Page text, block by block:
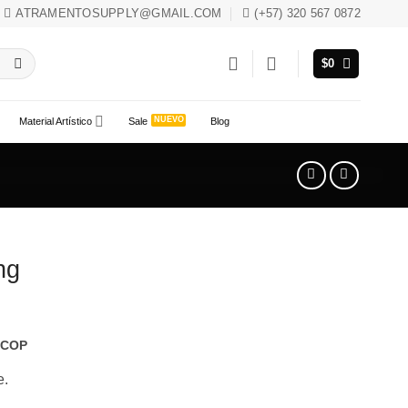
ATRAMENTOSUPPLY@GMAIL.COM (+57) 320 567 0872
$0
Material Artístico Sale Blog
COP